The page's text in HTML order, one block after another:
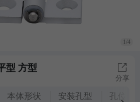
1/4
型 方型
分享
本体形状
安装孔型
孔位置